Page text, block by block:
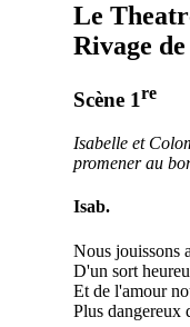
Le
Rivage
Scène 1re
Isabelle et
promener au
Isab.
Nous jouissons
D'un sort
Et de l'amour
Plus dangereux